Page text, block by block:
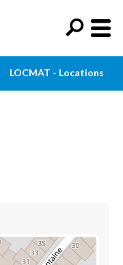
LOCMAT - Locations